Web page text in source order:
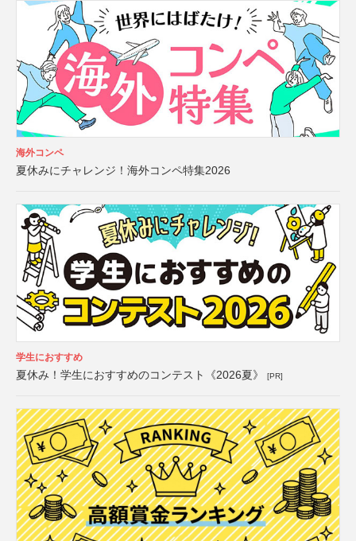
海外コンペ
夏休みにチャレンジ！海外コンペ特集2026
学生におすすめ
夏休み！学生におすすめのコンテスト《2026夏》 [PR]